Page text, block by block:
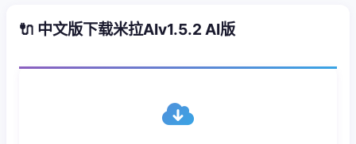
🔌 中文版下载米拉AIv1.5.2 AI版